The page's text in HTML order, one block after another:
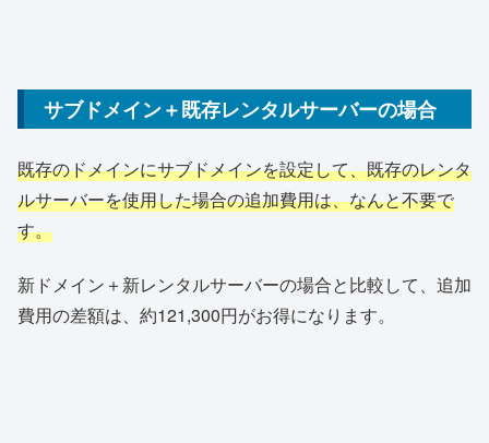
サブドメイン＋既存レンタルサーバーの場合
既存のドメインにサブドメインを設定して、既存のレンタ
ルサーバーを使用した場合の追加費用は、なんと不要で
す。
新ドメイン＋新レンタルサーバーの場合と比較して、追加
費用の差額は、約121,300円がお得になります。